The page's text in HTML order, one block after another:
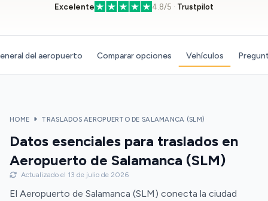
Excelente 4.8/5 · Trustpilot
del aeropuerto Comparar opciones Vehículos
HOME TRASLADOS AEROPUERTO DE SALAMANCA (SLM)
Datos esenciales para traslados en
Aeropuerto de Salamanca (SLM)
Actualizado el 13 de julio de 2026
El Aeropuerto de Salamanca (SLM) conecta la ciudad